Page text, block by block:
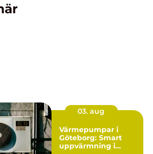
03. aug
Värmepumpar i
Göteborg: Smart
uppvärmning i